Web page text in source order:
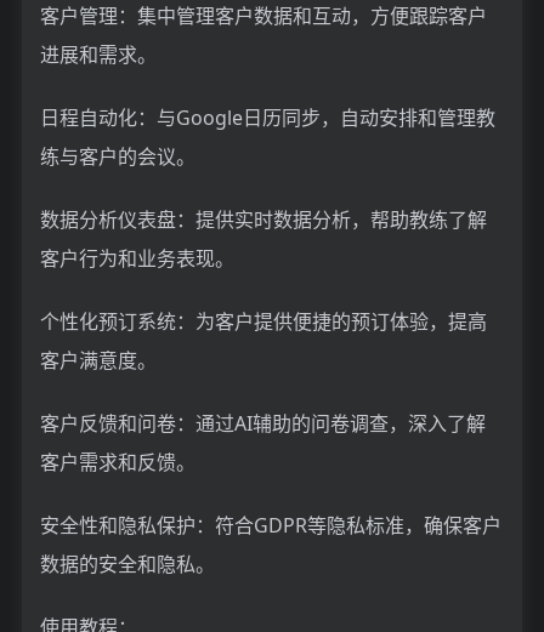
客户管理：集中管理客户数据和互动，方便跟踪客户
进展和需求。
日程自动化：与Google日历同步，自动安排和管理教
练与客户的会议。
数据分析仪表盘：提供实时数据分析，帮助教练了解
客户行为和业务表现。
个性化预订系统：为客户提供便捷的预订体验，提高
客户满意度。
客户反馈和问卷：通过AI辅助的问卷调查，深入了解
客户需求和反馈。
安全性和隐私保护：符合GDPR等隐私标准，确保客户
数据的安全和隐私。